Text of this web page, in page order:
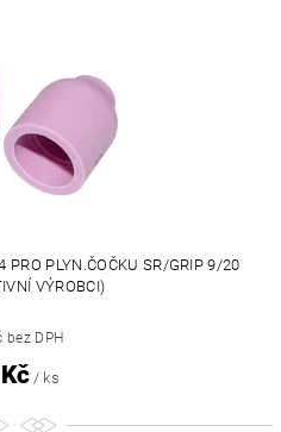
PRO PLYN.ČOČKU SR/GRIP 9/20
VÝROBCI)
bez DPH
/ ks